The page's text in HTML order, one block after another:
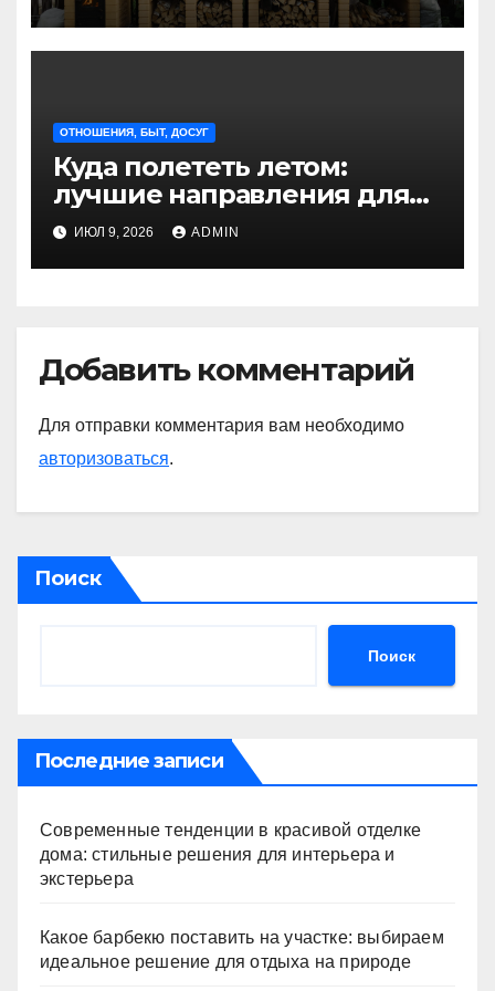
отдыха на природе
ОТНОШЕНИЯ, БЫТ, ДОСУГ
Куда полететь летом:
лучшие направления для
отдыха из Санкт-
Петербурга
ИЮЛ 9, 2026 ADMIN
Добавить комментарий
Для отправки комментария вам необходимо
авторизоваться.
Поиск
Поиск
Последние записи
Современные тенденции в красивой отделке
дома: стильные решения для интерьера и
экстерьера
Какое барбекю поставить на участке: выбираем
идеальное решение для отдыха на природе